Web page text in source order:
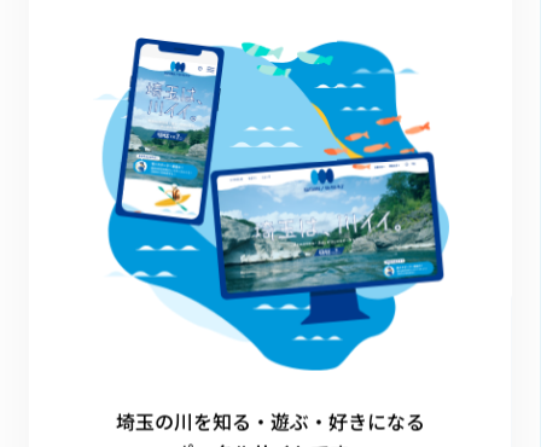
その他のイベント
埼玉の川を知る・遊ぶ・好きになる